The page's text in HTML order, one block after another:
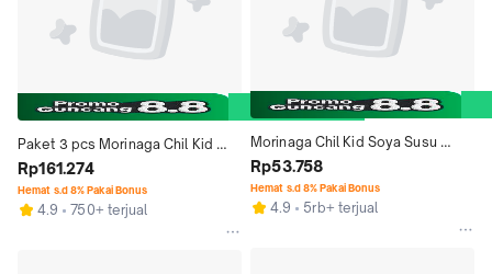
Paket 3 pcs Morinaga Chil Kid
Soya Pertumbuhan Anak Usia 1-3
tahun Vanila 200g
Rp161.274
Hemat s.d 8% Pakai Bonus
4.9 750+ terjual
Morinaga Chil Kid Soya Susu
Pertumbuhan Anak Usia 1-3 Tahun
Madu 200g
Rp53.758
Hemat s.d 8% Pakai Bonus
4.9 5rb+ terjual